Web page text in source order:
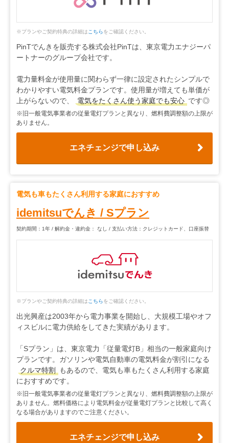
※プランやご契約特典の詳細はこちらをご確認ください。
PinTでんきを販売する株式会社PinTは、東京電力エナジーパ
ートナーのグループ会社です。
電力量料金が使用量に関わらず一律に設定されたシンプルで
わかりやすい電気料金プランです。使用量が増えても単価が
上がらないので、
電気をたくさん使う家庭でも安心 です◎
※旧一般電気事業者の従量電灯プランと異なり、燃料費調整額の上限が
ありません。
エネチェンジで申し込み
電気も車もたくさん利用する家庭におすすめ
idemitsuでんき / Sプラン
契約期間：1年 / 解約金・違約金： なし / 支払い方法：クレジットカード、口座振替
※プランやご契約特典の詳細はこちらをご確認ください。
出光興産は2003年から電力事業を開始し、大規模工場やオフ
ィスビルに電力供給をしてきた実績があります。
「Sプラン」は、東京電力「従量電灯B」相当の一般家庭向け
プランです。ガソリンや電気自動車の電気料金が割引になる
クルマ特割
もあるので、電気も車もたくさん利用する家庭
におすすめです。
※旧一般電気事業者の従量電灯プランと異なり、燃料費調整額の上限が
ありません。燃料価格により電気料金が従量電灯プランと比較して高く
なる場合がありますのでご注意ください。
エネチェンジで申し込み